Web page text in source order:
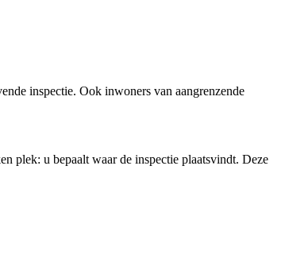
inspectie. Ook inwoners van aangrenzende
plek: u bepaalt waar de inspectie plaatsvindt. Deze